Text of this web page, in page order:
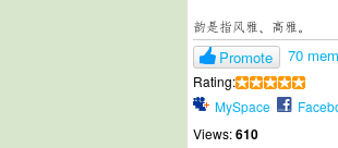
韵是指风雅、高雅。
Promote 70
Rating:
MySpace
Views:610